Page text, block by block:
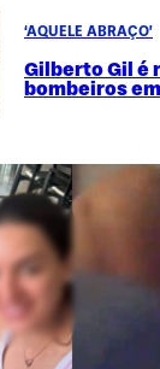
‘AQUELE ABRAÇO’
Gilberto Gil é
bombeiros